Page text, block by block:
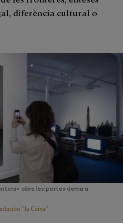
diferència cultural o
obre les portes demà a
”la Caixa”